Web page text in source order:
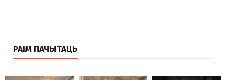
РАІМ ПАЧЫТАЦЬ